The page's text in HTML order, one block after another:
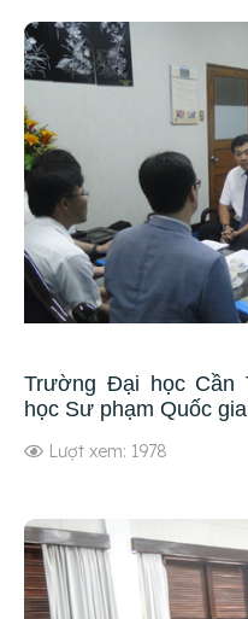
Trường Đại học Cần
học Sư phạm Quốc
Lượt xem: 1978